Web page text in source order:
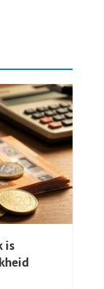
is